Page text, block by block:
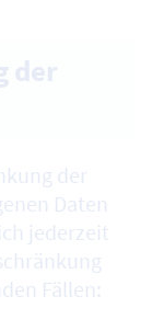
der
Daten
jederzeit
Fällen: